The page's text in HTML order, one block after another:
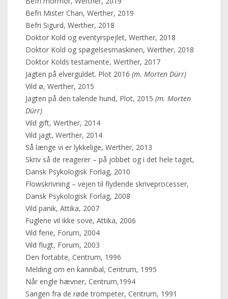
Befri Mister Chan, Werther, 2019
Befri Sigurd, Werther, 2018
Doktor Kold og eventyrspejlet, Werther, 2018
Doktor Kold og spøgelsesmaskinen, Werther, 2018
Doktor Kolds testamente, Werther, 2017
Jagten på elverguldet. Plot 2016 (m. Morten Dürr)
Vild ø, Werther, 2015
Jagten på den talende hund, Plot, 2015 (m. Morten
Dürr)
Vild gift, Werther, 2014
Vild jagt, Werther, 2014
Så længe vi er lykkelige, Werther, 2013
Skriv så de reagerer – på jobbet og i det hele taget,
Dansk Psykologisk Forlag, 2010
Flowskrivning – vejen til flydende skriveprocesser,
Dansk Psykologisk Forlag, 2008
Vild panik, Attika, 2007
Fuglene vil ikke sove, Attika, 2006
Vild ferie, Forum, 2004
Vild flugt, Forum, 2003
Den fortabte, Centrum, 1996
Melding om en kannibal, Centrum, 1995
Når engle hævner, Centrum,1994
Sangen fra de røde trompeter, Centrum, 1991